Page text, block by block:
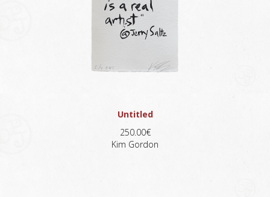
Untitled
250.00€
Kim Gordon